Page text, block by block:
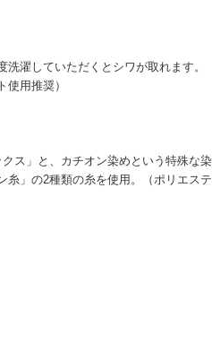
濯していただくとシワが取れます。
用推奨）
ス」と、カチオン染めという特殊な染
糸」の2種類の糸を使用。（ポリエステ